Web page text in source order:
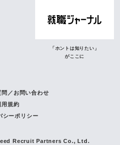
「ホントは知りたい」
がここに
Recruit Partners Co., Ltd.
問／お問い合わせ
用規約
シーポリシー